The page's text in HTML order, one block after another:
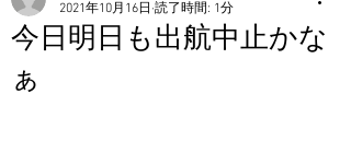
今日明日も出航中止かな
ぁ
2021年10月16日 読了時間: 1分